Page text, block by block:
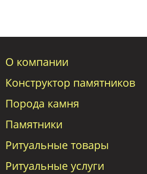
О компании
Конструктор памятников
Порода камня
Памятники
Ритуальные товары
Ритуальные услуги